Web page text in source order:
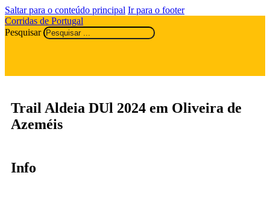
Saltar para o conteúdo principal Ir para o footer
Corridas de Portugal
Pesquisar
Trail Aldeia DUl 2024 em Oliveira de
Azeméis
Info